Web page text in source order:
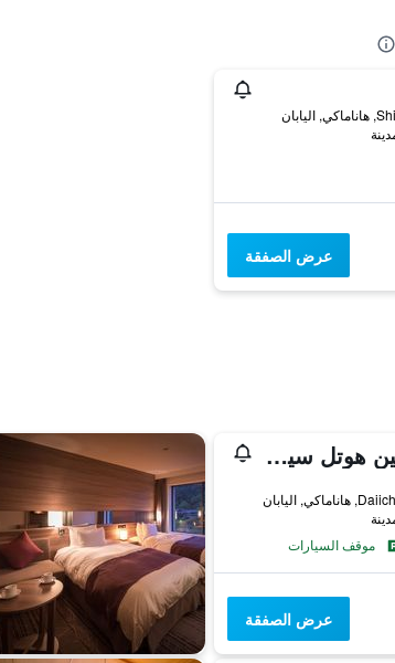
عرض الصفقة
هاناماكي أونسين هوتل سينشوكاكو
موقف السيارات
عرض الصفقة